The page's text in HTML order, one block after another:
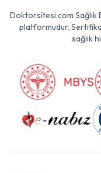
Doktorsitesi.com Sağlık
platformudur.
sağlık